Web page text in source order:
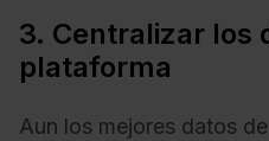
3. Centralizar los
plataforma
Aun los mejores datos